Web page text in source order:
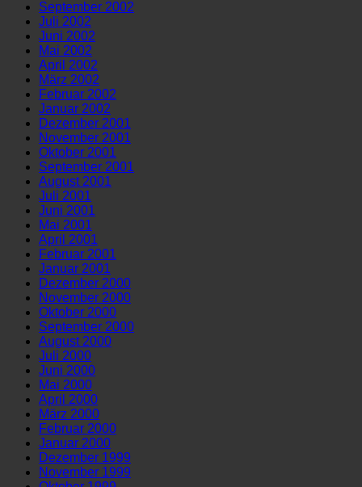
September 2002
Juli 2002
Juni 2002
Mai 2002
April 2002
März 2002
Februar 2002
Januar 2002
Dezember 2001
November 2001
Oktober 2001
September 2001
August 2001
Juli 2001
Juni 2001
Mai 2001
April 2001
Februar 2001
Januar 2001
Dezember 2000
November 2000
Oktober 2000
September 2000
August 2000
Juli 2000
Juni 2000
Mai 2000
April 2000
März 2000
Februar 2000
Januar 2000
Dezember 1999
November 1999